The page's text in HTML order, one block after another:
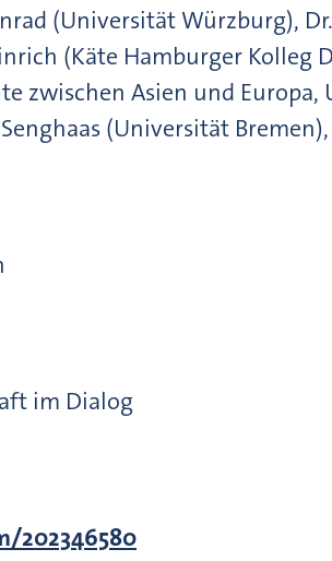
(Universität Würzburg),
(Käte Hamburger Kolleg
zwischen Asien und
(Universität Bremen),
im Dialog
202346580